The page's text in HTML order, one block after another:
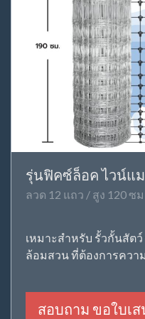
รุ่นฟิคซ์ล็อค ไวน์แ
ลวด 12 แถว / สูง 120 ซ
เหมาะสำหรับ รั้วกั้นสัต
ล้อมสวน ที่ต้องการควา
สอบถาม ขอใบเ